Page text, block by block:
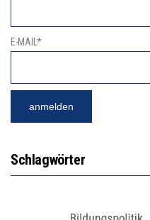
E-MAIL*
Schlagwörter